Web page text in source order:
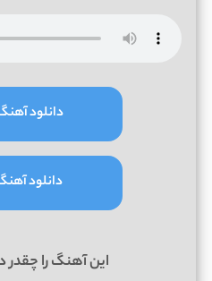
دانلود آهنگ
دانلود آهنگ
این آهنگ را